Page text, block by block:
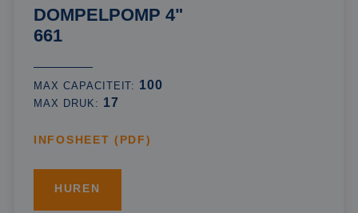
DOMPELPOMP 4"
661
MAX CAPACITEIT: 100
MAX DRUK: 17
INFOSHEET (PDF)
HUREN